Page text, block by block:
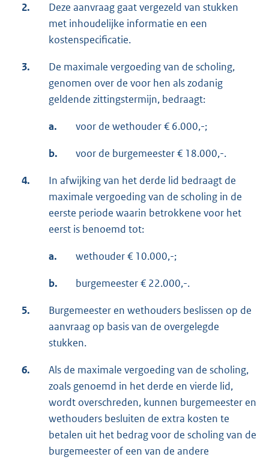
2.
Deze aanvraag gaat vergezeld van stukken
met inhoudelijke informatie en een
kostenspecificatie.
3.
De maximale vergoeding van de scholing,
genomen over de voor hen als zodanig
geldende zittingstermijn, bedraagt:
a. voor de wethouder € 6.000,-;
b. voor de burgemeester € 18.000,-.
4.
In afwijking van het derde lid bedraagt de
maximale vergoeding van de scholing in de
eerste periode waarin betrokkene voor het
eerst is benoemd tot:
a. wethouder € 10.000,-;
b. burgemeester € 22.000,-.
5.
Burgemeester en wethouders beslissen op de
aanvraag op basis van de overgelegde
stukken.
6.
Als de maximale vergoeding van de scholing,
zoals genoemd in het derde en vierde lid,
wordt overschreden, kunnen burgemeester en
wethouders besluiten de extra kosten te
betalen uit het bedrag voor de scholing van de
burgemeester of een van de andere